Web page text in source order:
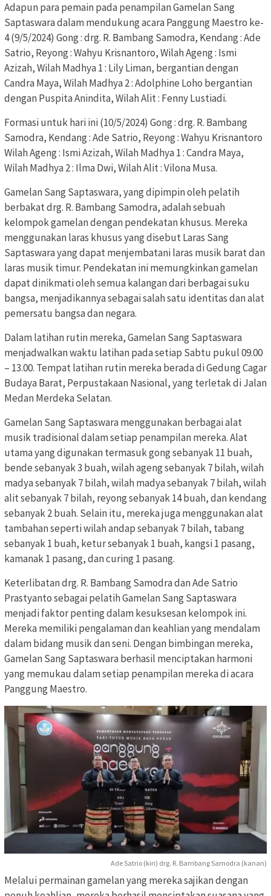
Adapun para pemain pada penampilan Gamelan Sang
Saptaswara dalam mendukung acara Panggung Maestro ke-
4 (9/5/2024) Gong : drg. R. Bambang Samodra, Kendang : Ade
Satrio, Reyong : Wahyu Krisnantoro, Wilah Ageng : Ismi
Azizah, Wilah Madhya 1 : Lily Liman, bergantian dengan
Candra Maya, Wilah Madhya 2 : Adolphine Loho bergantian
dengan Puspita Anindita, Wilah Alit : Fenny Lustiadi.
Formasi untuk hari ini (10/5/2024) Gong : drg. R. Bambang
Samodra, Kendang : Ade Satrio, Reyong : Wahyu Krisnantoro
Wilah Ageng : Ismi Azizah, Wilah Madhya 1 : Candra Maya,
Wilah Madhya 2 : Ilma Dwi, Wilah Alit : Vilona Musa.
Gamelan Sang Saptaswara, yang dipimpin oleh pelatih
berbakat drg. R. Bambang Samodra, adalah sebuah
kelompok gamelan dengan pendekatan khusus. Mereka
menggunakan laras khusus yang disebut Laras Sang
Saptaswara yang dapat menjembatani laras musik barat dan
laras musik timur. Pendekatan ini memungkinkan gamelan
dapat dinikmati oleh semua kalangan dari berbagai suku
bangsa, menjadikannya sebagai salah satu identitas dan alat
pemersatu bangsa dan negara.
Dalam latihan rutin mereka, Gamelan Sang Saptaswara
menjadwalkan waktu latihan pada setiap Sabtu pukul 09.00
– 13.00. Tempat latihan rutin mereka berada di Gedung Cagar
Budaya Barat, Perpustakaan Nasional, yang terletak di Jalan
Medan Merdeka Selatan.
Gamelan Sang Saptaswara menggunakan berbagai alat
musik tradisional dalam setiap penampilan mereka. Alat
utama yang digunakan termasuk gong sebanyak 11 buah,
bende sebanyak 3 buah, wilah ageng sebanyak 7 bilah, wilah
madya sebanyak 7 bilah, wilah madya sebanyak 7 bilah, wilah
alit sebanyak 7 bilah, reyong sebanyak 14 buah, dan kendang
sebanyak 2 buah. Selain itu, mereka juga menggunakan alat
tambahan seperti wilah andap sebanyak 7 bilah, tabang
sebanyak 1 buah, ketur sebanyak 1 buah, kangsi 1 pasang,
kamanak 1 pasang, dan curing 1 pasang.
Keterlibatan drg. R. Bambang Samodra dan Ade Satrio
Prastyanto sebagai pelatih Gamelan Sang Saptaswara
menjadi faktor penting dalam kesuksesan kelompok ini.
Mereka memiliki pengalaman dan keahlian yang mendalam
dalam bidang musik dan seni. Dengan bimbingan mereka,
Gamelan Sang Saptaswara berhasil menciptakan harmoni
yang memukau dalam setiap penampilan mereka di acara
Panggung Maestro.
Ade Satrio (kiri) drg. R. Bambang Samodra (kanan)
Melalui permainan gamelan yang mereka sajikan dengan